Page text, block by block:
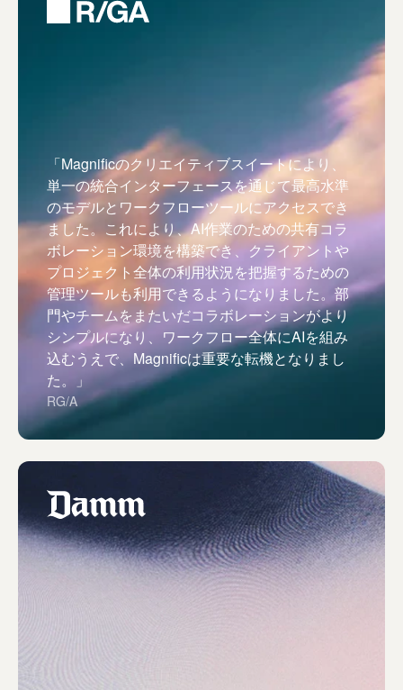
「Magnificのクリエイティブスイートにより、
単一の統合インターフェースを通じて最高水準
のモデルとワークフローツールにアクセスでき
ました。これにより、AI作業のための共有コラ
ボレーション環境を構築でき、クライアントや
プロジェクト全体の利用状況を把握するための
管理ツールも利用できるようになりました。部
門やチームをまたいだコラボレーションがより
シンプルになり、ワークフロー全体にAIを組み
込むうえで、Magnificは重要な転機となりまし
た。」
RG/A